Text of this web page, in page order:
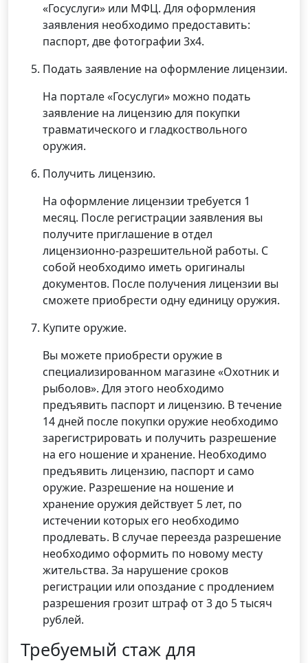
«Госуслуги» или МФЦ. Для оформления
заявления необходимо предоставить:
паспорт, две фотографии 3х4.
Подать заявление на оформление лицензии.
На портале «Госуслуги» можно подать
заявление на лицензию для покупки
травматического и гладкоствольного
оружия.
Получить лицензию.
На оформление лицензии требуется 1
месяц. После регистрации заявления вы
получите приглашение в отдел
лицензионно-разрешительной работы. С
собой необходимо иметь оригиналы
документов. После получения лицензии вы
сможете приобрести одну единицу оружия.
Купите оружие.
Вы можете приобрести оружие в
специализированном магазине «Охотник и
рыболов». Для этого необходимо
предъявить паспорт и лицензию. В течение
14 дней после покупки оружие необходимо
зарегистрировать и получить разрешение
на его ношение и хранение. Необходимо
предъявить лицензию, паспорт и само
оружие. Разрешение на ношение и
хранение оружия действует 5 лет, по
истечении которых его необходимо
продлевать. В случае переезда разрешение
необходимо оформить по новому месту
жительства. За нарушение сроков
регистрации или опоздание с продлением
разрешения грозит штраф от 3 до 5 тысяч
рублей.
Требуемый стаж для